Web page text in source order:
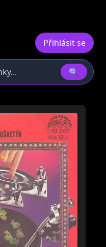
Přihlásit se
🔍